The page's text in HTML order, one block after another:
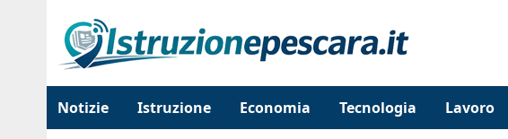
Notizie Istruzione Economia Tecnologia Lavoro